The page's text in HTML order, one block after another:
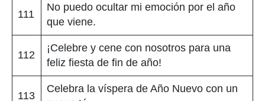
111
No puedo ocultar mi emoción por el año
que viene.
112
¡Celebre y cene con nosotros para una
feliz fiesta de fin de año!
113
Celebra la víspera de Año Nuevo con un